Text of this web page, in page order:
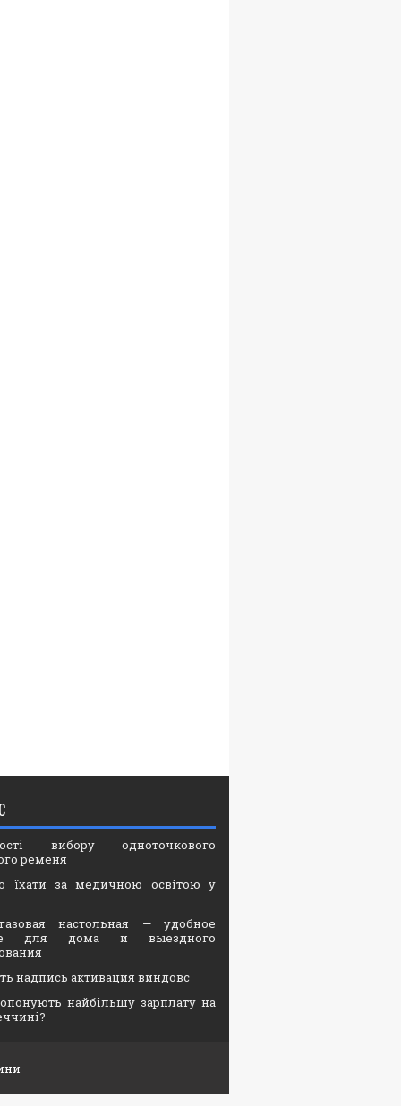
вибору одноточкового
ременя
їхати за медичною освітою у
настольная — удобное
для дома и выездного
надпись активация виндовс
найбільшу зарплату на